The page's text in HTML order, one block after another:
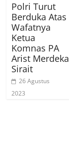
Polri Turut
Berduka Atas
Wafatnya
Ketua
Komnas PA
Arist Merdeka
Sirait
26 Agustus
2023